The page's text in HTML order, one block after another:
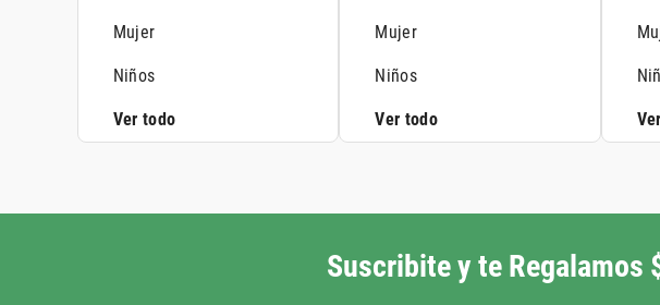
Mujer
Niños
Ver todo
Mujer
Niños
Ver todo
Suscribite y te Regalamos